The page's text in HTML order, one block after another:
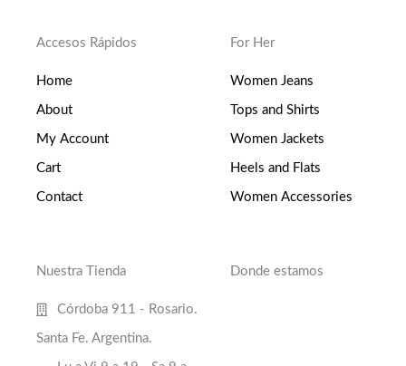
Accesos Rápidos
Home
About
My Account
Cart
Contact
For Her
Women Jeans
Tops and Shirts
Women Jackets
Heels and Flats
Women Accessories
Nuestra Tienda
Córdoba 911 - Rosario.
Santa Fe. Argentina.
Donde estamos